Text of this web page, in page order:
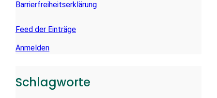
Barrierfreiheitserklärung
Feed der Einträge
Anmelden
Schlagworte